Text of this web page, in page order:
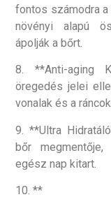
fontos számodra
növényi alapú
ápolják a bőrt.
8. **Anti-aging
öregedés jelei
vonalak és a
9. **Ultra
bőr
egész nap kitart.
10. **